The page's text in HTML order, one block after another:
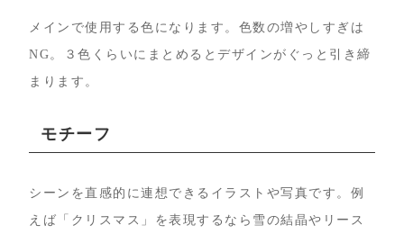
メインで使用する色になります。色数の増やしすぎは
NG。３色くらいにまとめるとデザインがぐっと引き締
まります。
モチーフ
シーンを直感的に連想できるイラストや写真です。例
えば「クリスマス」を表現するなら雪の結晶やリース